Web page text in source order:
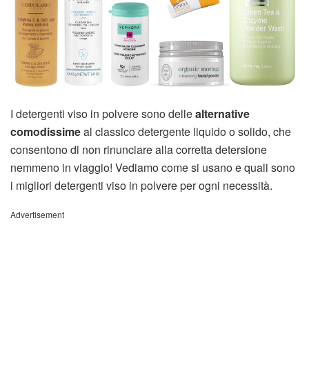
I detergenti viso in polvere sono dellealternative
comodissimeal classico detergente liquido o solido, che
consentono di non rinunciare alla corretta detersione
nemmeno in viaggio! Vediamo come si usano e quali sono
i migliori detergenti viso in polvere per ogni necessità.
Advertisement